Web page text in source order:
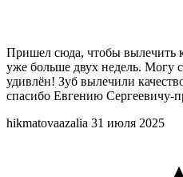
Пришел сюда, чтобы вылечить
уже больше двух недель. Могу
удивлён! Зуб вылечили
спасибо Евгению Сергеевичу-
hikmatovaazalia 31 июля 2025